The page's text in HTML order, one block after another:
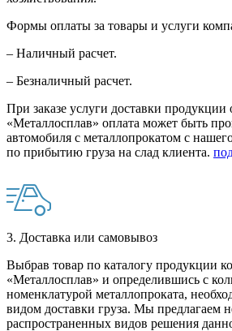
Формы оплаты за товары и услуги
– Наличный расчет.
– Безналичный расчет.
При заказе услуги доставки продукции
«Металлосплав» оплата может быть
автомобиля с металлопрокатом с
по прибытию груза на слад клиента.
3. Доставка или самовывоз
Выбрав товар по каталогу продукции
«Металлосплав» и определившись с
номенклатурой металлопроката,
видом доставки груза. Мы предлагаем
распространенных видов решения